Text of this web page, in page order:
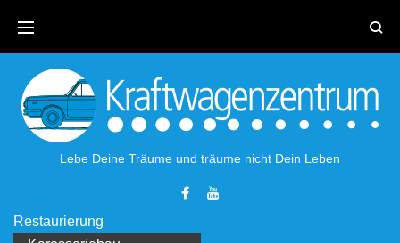
content
Lebe Deine Träume und träume nicht Dein Leben
Restaurierung